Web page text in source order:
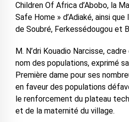
Children Of Africa d’Abobo, la
Safe Home » d’Adiaké, ainsi
de Soubré, Ferkessédougou et
M. N’dri Kouadio Narcisse,
nom des populations, exprimé
Première dame pour ses
en faveur des populations
le renforcement du plateau
et de la maternité du village.